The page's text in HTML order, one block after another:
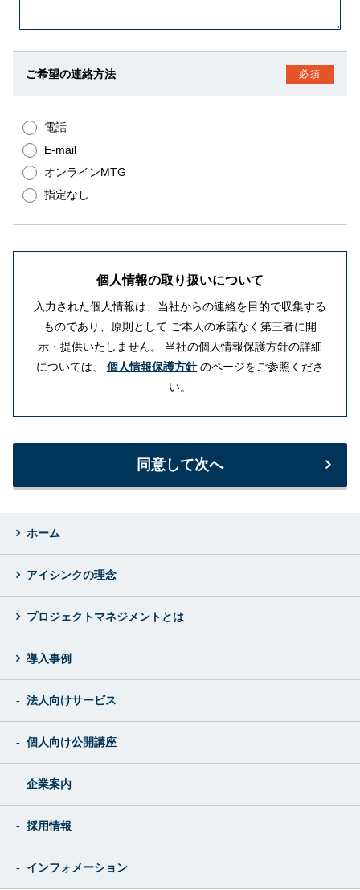
ご希望の連絡方法 必須
電話
E-mail
オンラインMTG
指定なし
個人情報の取り扱いについて
入力された個人情報は、当社からの連絡を目的で収集する
ものであり、原則として ご本人の承諾なく第三者に開
示・提供いたしません。 当社の個人情報保護方針の詳細
については、 個人情報保護方針のページをご参照くださ
い。
同意して次へ
ホーム
アイシンクの理念
プロジェクトマネジメントとは
導入事例
法人向けサービス
個人向け公開講座
企業案内
採用情報
インフォメーション